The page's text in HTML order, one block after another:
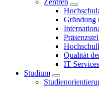
Zentren
Gründung
Qualität
IT Services
Studium